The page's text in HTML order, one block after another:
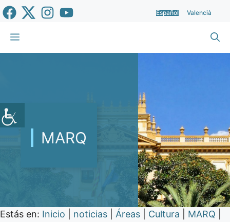
Saltar
al
contenido
Español Valencià
Menú
MARQ
Estás en: Inicio noticias Áreas Cultura MARQ